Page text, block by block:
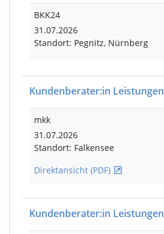
BKK24
31.07.2026
Standort: Pegnitz, Nürnberg
Kundenberater:in Leistungen
mkk
31.07.2026
Standort: Falkensee
Direktansicht (PDF)
Kundenberater:in Leistungen